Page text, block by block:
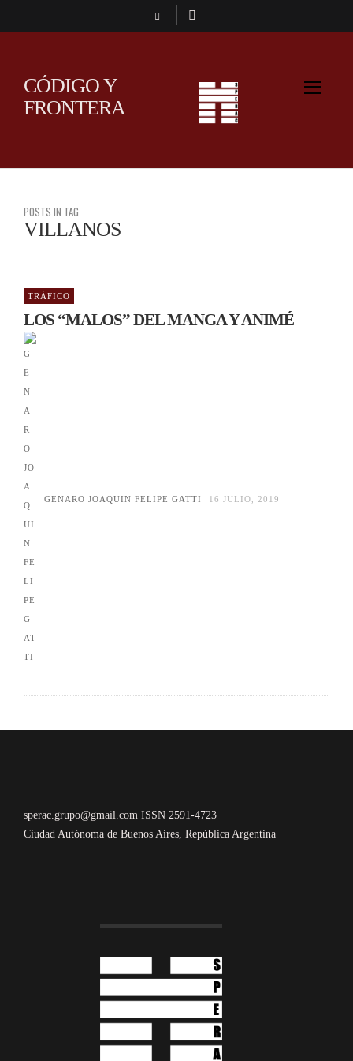
CÓDIGO Y
FRONTERA
POSTS IN TAG
VILLANOS
TRÁFICO
LOS “MALOS” DEL MANGA Y ANIMÉ
GENARO JOAQUIN FELIPE GATTI 16 JULIO, 2019
sperac.grupo@gmail.com ISSN 2591-4723
Ciudad Autónoma de Buenos Aires, República Argentina